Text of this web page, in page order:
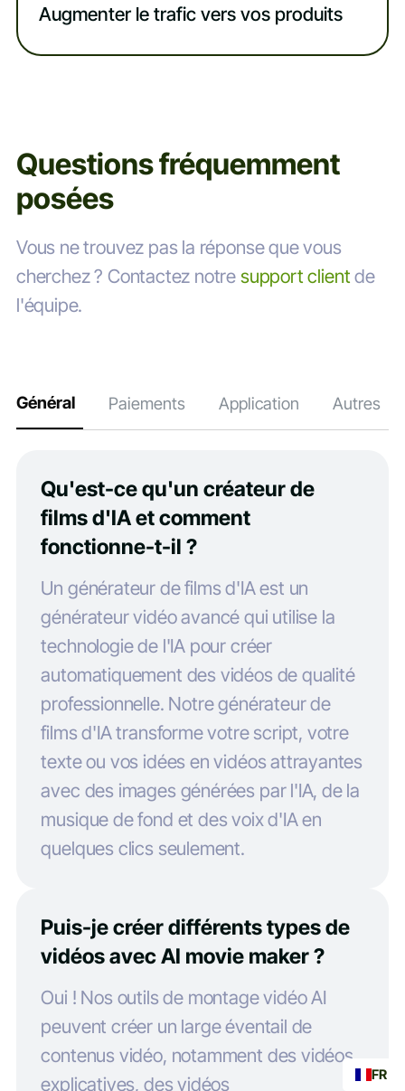
Augmenter le trafic vers vos produits
Questions fréquemment
posées
Vous ne trouvez pas la réponse que vous
cherchez ? Contactez notre support client de
l'équipe.
Général Paiements Application Autres
Qu'est-ce qu'un créateur de
films d'IA et comment
fonctionne-t-il ?
Un générateur de films d'IA est un
générateur vidéo avancé qui utilise la
technologie de l'IA pour créer
automatiquement des vidéos de qualité
professionnelle. Notre générateur de
films d'IA transforme votre script, votre
texte ou vos idées en vidéos attrayantes
avec des images générées par l'IA, de la
musique de fond et des voix d'IA en
quelques clics seulement.
Puis-je créer différents types de
vidéos avec AI movie maker ?
Oui ! Nos outils de montage vidéo AI
peuvent créer un large éventail de
contenus vidéo, notamment des vidéos
explicatives, des vidéos
FR